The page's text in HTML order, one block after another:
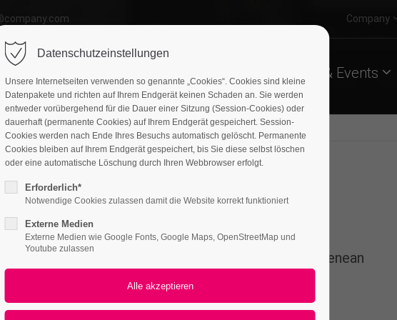
dolor sit amet:
/ 365days
support for our customers
8:00am - 5:00pm(GMT +1)
Cybersteel Inc.
376-293 City Road, Suite 600
San Francisco, CA 94102
Have any questions?
+44 1234 567 890
Company
News & Events
Portfolioteaser
dolor sit amet, consectetuer adipiscing elit. Aenean
Datenschutzeinstellungen
Unsere Internetseiten verwenden so genannte „Cookies“. Cookies sind kleine
Datenpakete und richten auf Ihrem Endgerät keinen Schaden an. Sie werden
entweder vorübergehend für die Dauer einer Sitzung (Session-Cookies) oder
dauerhaft (permanente Cookies) auf Ihrem Endgerät gespeichert. Session-
Cookies werden nach Ende Ihres Besuchs automatisch gelöscht. Permanente
Cookies bleiben auf Ihrem Endgerät gespeichert, bis Sie diese selbst löschen
oder eine automatische Löschung durch Ihren Webbrowser erfolgt.
Erforderlich*
Notwendige Cookies zulassen damit die Website korrekt funktioniert
Externe Medien
Externe Medien wie Google Fonts, Google Maps, OpenStreetMap und
Youtube zulassen